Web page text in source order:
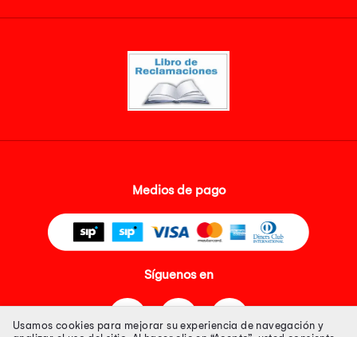
Medios de pago
Síguenos en
Usamos cookies para mejorar su experiencia de navegación y